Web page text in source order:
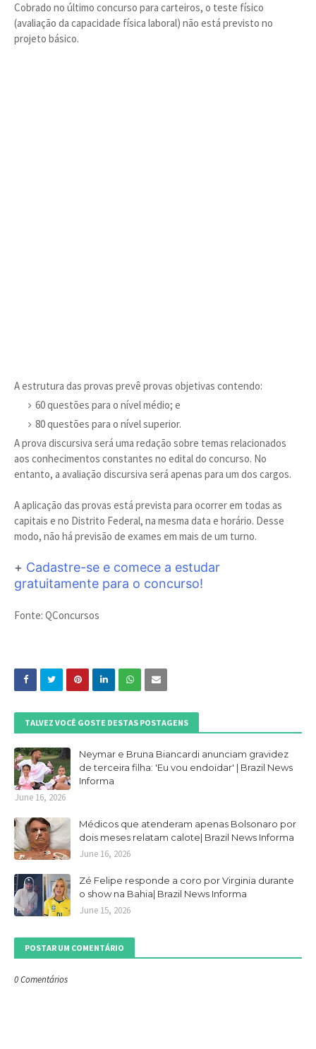
Cobrado no último concurso para carteiros, o teste físico
(avaliação da capacidade física laboral) não está previsto no
projeto básico.
A estrutura das provas prevê provas objetivas contendo:
60 questões para o nível médio; e
80 questões para o nível superior.
A prova discursiva será uma redação sobre temas relacionados
aos conhecimentos constantes no edital do concurso. No
entanto, a avaliação discursiva será apenas para um dos cargos.
A aplicação das provas está prevista para ocorrer em todas as
capitais e no Distrito Federal, na mesma data e horário. Desse
modo, não há previsão de exames em mais de um turno.
+ Cadastre-se e comece a estudar
gratuitamente para o concurso!
Fonte: QConcursos
TALVEZ VOCÊ GOSTE DESTAS POSTAGENS
Neymar e Bruna Biancardi anunciam gravidez
de terceira filha: 'Eu vou endoidar' | Brazil News
Informa
June 16, 2026
Médicos que atenderam apenas Bolsonaro por
dois meses relatam calote| Brazil News Informa
June 16, 2026
Zé Felipe responde a coro por Virginia durante
o show na Bahia| Brazil News Informa
June 15, 2026
POSTAR UM COMENTÁRIO
0 Comentários